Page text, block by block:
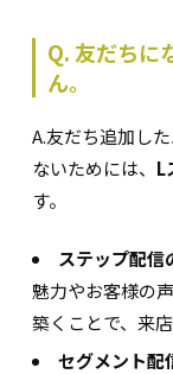
Q. 友だちに
ん。
A.友だち追加し
ないためには、 L
す。
ステップ配信
魅力やお客様の
築くことで、来
セグメント配